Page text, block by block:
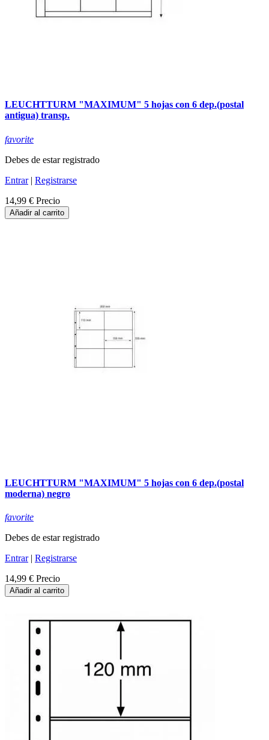
LEUCHTTURM "MAXIMUM" 5 hojas con 6 dep.(postal
antigua) transp.
favorite
Debes de estar registrado
Entrar| Registrarse
14,99 € Precio
Añadir al carrito
LEUCHTTURM "MAXIMUM" 5 hojas con 6 dep.(postal
moderna) negro
favorite
Debes de estar registrado
Entrar| Registrarse
14,99 € Precio
Añadir al carrito